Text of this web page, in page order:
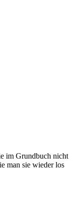
im Grundbuch nicht
man sie wieder los